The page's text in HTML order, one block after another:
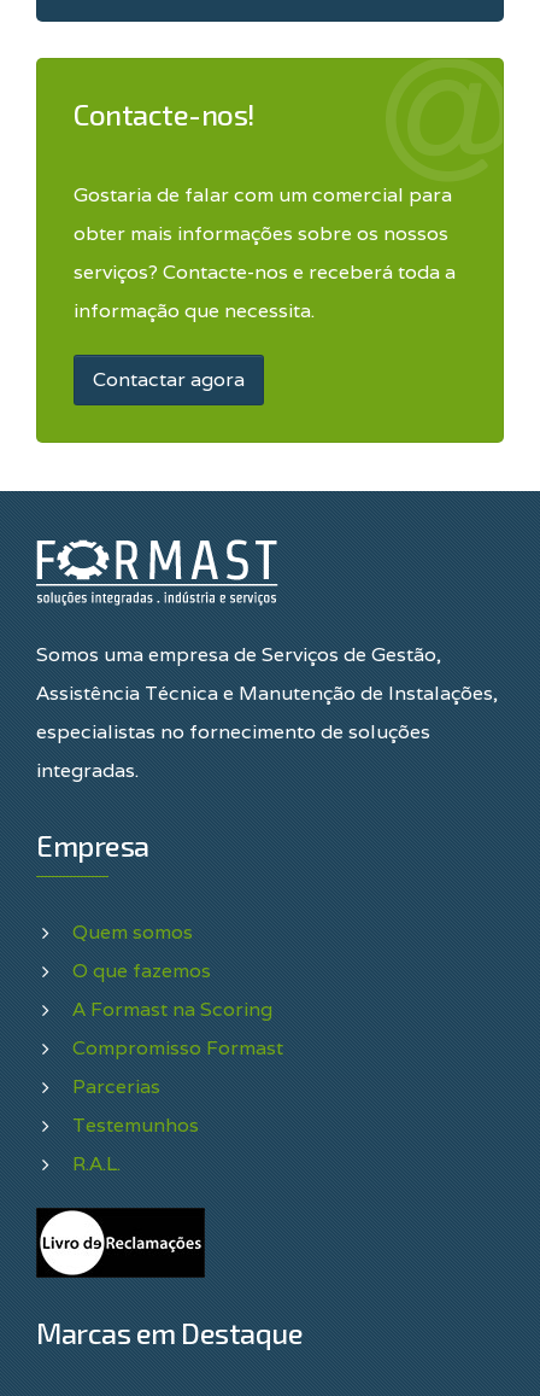
Contacte-nos!
Gostaria de falar com um comercial para
obter mais informações sobre os nossos
serviços? Contacte-nos e receberá toda a
informação que necessita.
Contactar agora
Somos uma empresa de Serviços de Gestão,
Assistência Técnica e Manutenção de Instalações,
especialistas no fornecimento de soluções
integradas.
Empresa
Quem somos
O que fazemos
A Formast na Scoring
Compromisso Formast
Parcerias
Testemunhos
R.A.L.
Marcas em Destaque